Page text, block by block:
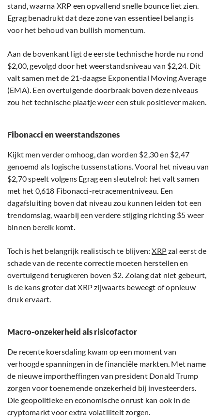
stand, waarna XRP een opvallend snelle bounce liet zien.
Egrag benadrukt dat deze zone van essentieel belang is
voor het behoud van bullish momentum.
Aan de bovenkant ligt de eerste technische horde nu rond
$2,00, gevolgd door het weerstandsniveau van $2,24. Dit
valt samen met de 21-daagse Exponential Moving Average
(EMA). Een overtuigende doorbraak boven deze niveaus
zou het technische plaatje weer een stuk positiever maken.
Fibonacci en weerstandszones
Kijkt men verder omhoog, dan worden $2,30 en $2,47
genoemd als logische tussenstations. Vooral het niveau van
$2,70 speelt volgens Egrag een sleutelrol: het valt samen
met het 0,618 Fibonacci-retracementniveau. Een
dagafsluiting boven dat niveau zou kunnen leiden tot een
trendomslag, waarbij een verdere stijging richting $5 weer
binnen bereik komt.
Toch is het belangrijk realistisch te blijven:XRPzal eerst de
schade van de recente correctie moeten herstellen en
overtuigend terugkeren boven $2. Zolang dat niet gebeurt,
is de kans groter dat XRP zijwaarts beweegt of opnieuw
druk ervaart.
Macro-onzekerheid als risicofactor
De recente koersdaling kwam op een moment van
verhoogde spanningen in de financiële markten. Met name
de nieuwe importheffingen van president Donald Trump
zorgen voor toenemende onzekerheid bij investeerders.
Die geopolitieke en economische onrust kan ook in de
cryptomarkt voor extra volatiliteit zorgen.